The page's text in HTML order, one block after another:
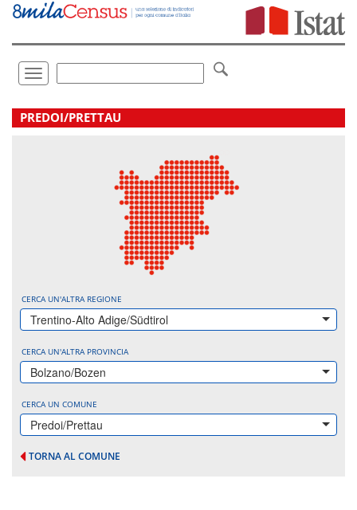
Vai
direttamente
Toggle
navigation
.
PREDOI/PRETTAU
CERCA UN'ALTRA REGIONE
Trentino-Alto Adige/Südtirol
CERCA UN'ALTRA PROVINCIA
Bolzano/Bozen
CERCA UN COMUNE
Predoi/Prettau
TORNA AL COMUNE